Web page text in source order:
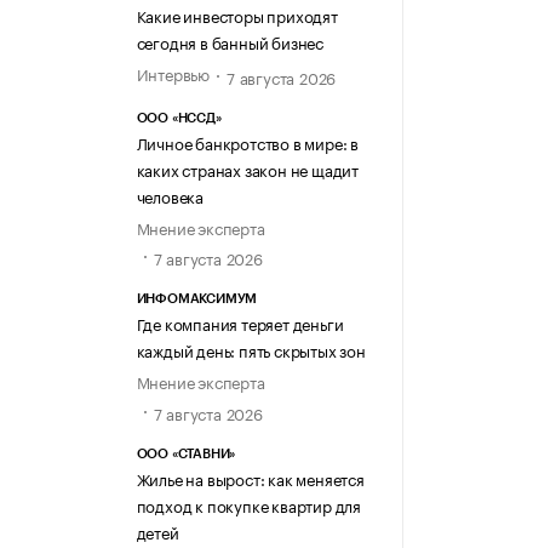
Какие инвесторы приходят
сегодня в банный бизнес
Интервью
7 августа 2026
ООО «НССД»
Личное банкротство в мире: в
каких странах закон не щадит
человека
Мнение эксперта
7 августа 2026
ИНФОМАКСИМУМ
Где компания теряет деньги
каждый день: пять скрытых зон
Мнение эксперта
7 августа 2026
ООО «СТАВНИ»
Жилье на вырост: как меняется
подход к покупке квартир для
детей